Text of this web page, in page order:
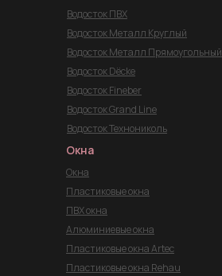
Водосток ПВХ
Водосток Металл Круглый
Водосток Металл Прямоугольный
Водосток Dёcke
Водосток Fineber
Водосток Grand Line
Водосток Технониколь
Окна
Окна
Пластиковые окна
ПВХ окна
Алюминиевые окна
Пластиковые окна Artec
Пластиковые окна Rehau